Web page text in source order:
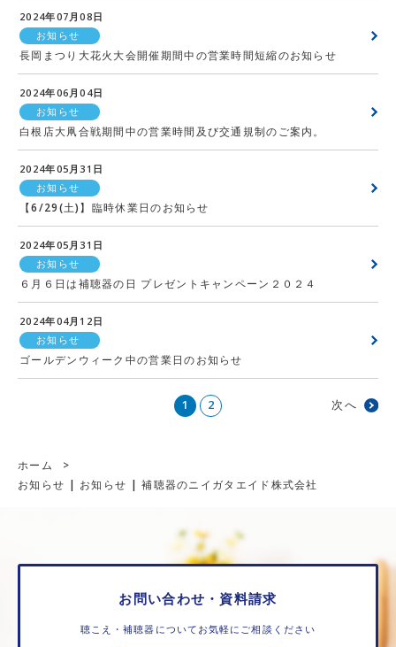
2024年07月08日
お知らせ
長岡まつり大花火大会開催期間中の営業時間短縮のお知らせ
2024年06月04日
お知らせ
白根店大凧合戦期間中の営業時間及び交通規制のご案内。
2024年05月31日
お知らせ
【6/29(土)】臨時休業日のお知らせ
2024年05月31日
お知らせ
６月６日は補聴器の日 プレゼントキャンペーン２０２４
2024年04月12日
お知らせ
ゴールデンウィーク中の営業日のお知らせ
1 2 次へ
ホーム
>
お知らせ | お知らせ | 補聴器のニイガタエイド株式会社
お問い合わせ・資料請求
聴こえ・補聴器についてお気軽にご相談ください